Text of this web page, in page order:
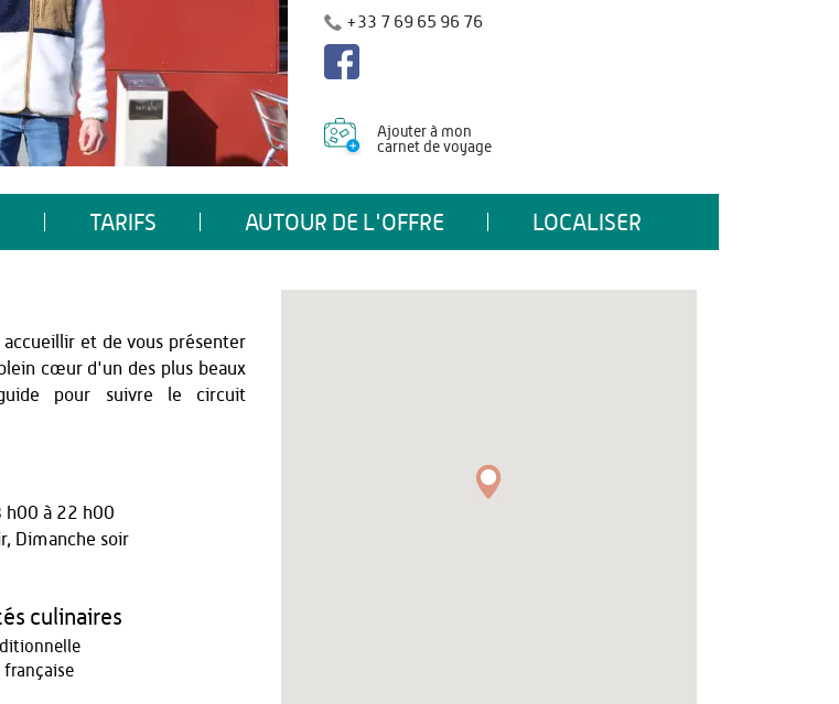
+33 7 69 65 96 76
Ajouter à mon
carnet de voyage
TARIFS AUTOUR DE L'OFFRE LOCALISER
accueillir et de vous présenter
cœur d'un des plus beaux
pour suivre le circuit
h00 à 22 h00
Dimanche soir
culinaires
française